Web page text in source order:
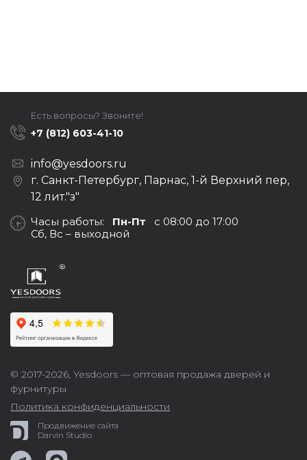
© 2017-2026, Yesdoors — оптовая продажа дверей и
фурнитуры
Политика конфиденциальности
Продвижение сайта
Darvin Studio
Есть вопросы? Звоните!
+7 (812) 603-41-10
info@yesdoors.ru
г. Санкт-Петербург, Парнас, 1-й Верхний пер,
12 лит."з"
Часы работы: Пн-Пт с 08:00 до 17:00
Сб, Вс – выходной